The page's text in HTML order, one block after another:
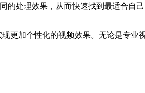
同的处理效果，从而快速找到最适合
现更加个性化的视频效果。无论是专